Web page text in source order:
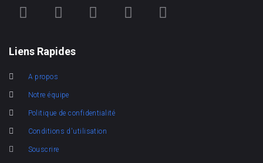
Liens Rapides
A propos
Notre équipe
Politique de confidentialité
Conditions d'utilisation
Souscrire